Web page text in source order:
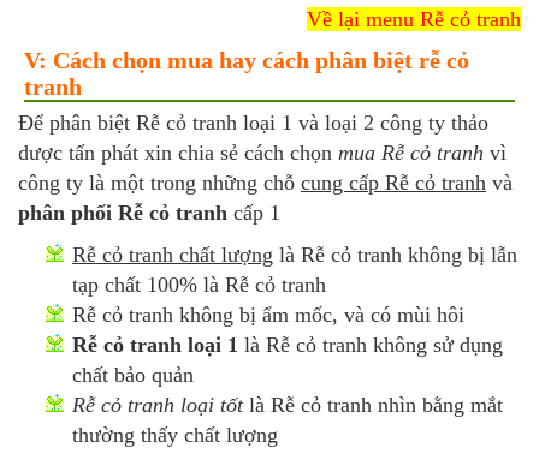
Về lại menu Rễ cỏ tranh
V: Cách chọn mua hay cách phân biệt rễ cỏ
tranh
Để phân biệt Rễ cỏ tranh loại 1 và loại 2 công ty thảo
dược tấn phát xin chia sẻ cách chọn mua Rễ cỏ tranh vì
công ty là một trong những chỗ cung cấp Rễ cỏ tranh và
phân phối Rễ cỏ tranh cấp 1
Rễ cỏ tranh chất lượng là Rễ cỏ tranh không bị lẫn
tạp chất 100% là Rễ cỏ tranh
Rễ cỏ tranh không bị ẩm mốc, và có mùi hôi
Rễ cỏ tranh loại 1 là Rễ cỏ tranh không sử dụng
chất bảo quản
Rễ cỏ tranh loại tốtlà Rễ cỏ tranh nhìn bằng mắt
thường thấy chất lượng